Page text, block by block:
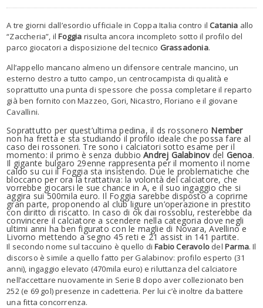
A tre giorni dall’esordio ufficiale in Coppa Italia contro il Catania allo
“Zaccheria”, ilFoggia risulta ancora incompleto sotto il profilo del
parco giocatori a disposizione del tecnico Grassadonia.
All’appello mancano almeno un difensore centrale mancino, un
esterno destro a tutto campo, un centrocampista di qualità e
soprattutto una punta di spessore che possa completare il reparto
già ben fornito con Mazzeo, Gori, Nicastro, Floriano e il giovane
Cavallini.
Soprattutto per quest’ultima pedina, il ds rossonero Nember
non ha fretta e sta studiando il profilo ideale che possa fare al
caso dei rossoneri. Tre sono i calciatori sotto esame per il
momento: il primo è senza dubbioAndrej Galabinovdel Genoa.
Il gigante bulgaro 29enne rappresenta per il momento il nome
caldo su cui il Foggia sta insistendo. Due le problematiche che
bloccano per ora la trattativa: la volontà del calciatore, che
vorrebbe giocarsi le sue chance in A, e il suo ingaggio che si
aggira sui 500mila euro. Il Foggia sarebbe disposto a coprirne
gran parte, proponendo al club ligure un’operazione in prestito
con diritto di riscatto. In caso di ok dai rossoblu, resterebbe da
convincere il calciatore a scendere nella categoria dove negli
ultimi anni ha ben figurato con le maglie di Novara, Avellino e
Livorno mettendo a segno 45 reti e 21 assist in 141 partite.
Il secondo nome sul taccuino è quello diFabio Ceravolodel Parma. Il
discorso è simile a quello fatto per Galabinov: profilo esperto (31
anni), ingaggio elevato (470mila euro) e riluttanza del calciatore
nell’accettare nuovamente in Serie B dopo aver collezionato ben
252 (e 69 gol) presenze in cadetteria. Per lui c’è inoltre da battere
una fitta concorrenza.